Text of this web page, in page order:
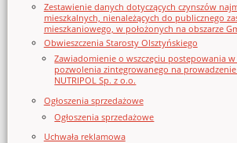
Zestawienie danych dotyczących czynszów
mieszkalnych, nienależących do publicznego
mieszkaniowego, w położonych na obszarze
Obwieszczenia Starosty Olsztyńskiego
Zawiadomienie o wszczęciu postępowania
pozwolenia zintegrowanego na
NUTRIPOL Sp. z o.o.
Ogłoszenia sprzedażowe
Ogłoszenia sprzedażowe
Uchwała reklamowa